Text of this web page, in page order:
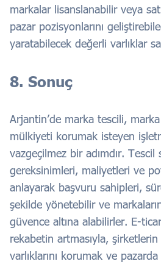
markalar lisanslanabilir veya
pazar pozisyonlarını
yaratabilecek değerli varlıklar
8. Sonuç
Arjantin’de marka tescili,
mülkiyeti korumak isteyen
vazgeçilmez bir adımdır. Tescil
gereksinimleri, maliyetleri ve
anlayarak başvuru sahipleri,
şekilde yönetebilir ve
güvence altına alabilirler. E-
rekabetin artmasıyla,
varlıklarını korumak ve